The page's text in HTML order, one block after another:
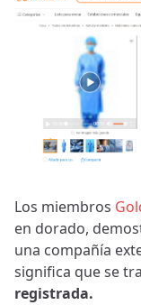
Los miembros
en dorado,
una compañía
significa que se
registrada.